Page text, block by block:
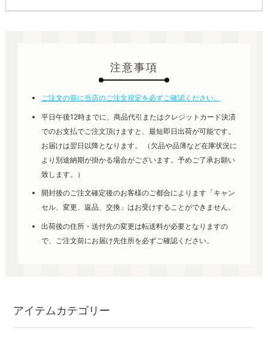
注意事項
ご注文の前に当店のご注文規定を必ずご確認ください。
平日午後12時までに、商品代引またはクレジットカード決済
でのお支払でご注文頂けますと、最短即日出荷が可能です。
お届けは翌日以降となります。 （欠品や品薄など在庫状況に
より別途納期が掛かる場合がございます。予めご了承お願い
致します。）
開封後のご注文確定後のお客様のご都合によります「キャン
セル、変更、返品、交換」はお受けすることができません。
出荷後の住所・送付先の変更は転送料が必要となりますの
で、ご注文前にお届け先住所を必ずご確認ください。
アイテムカテゴリー